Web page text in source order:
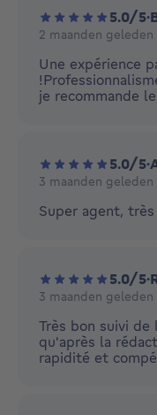
5.0/5·
2 maanden geleden
Une expérience
je recommande
5.0/5·
3 maanden geleden
Super agent,
5.0/5·
3 maanden geleden
Très bon suivi
qu'après la
rapidité et